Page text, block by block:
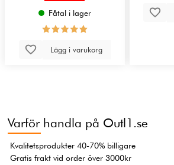
Fåtal i lager
Lägg i varukorg
Varför handla på Outl1.se
Kvalitetsprodukter 40-70% billigare
Gratis frakt vid order över 3000kr